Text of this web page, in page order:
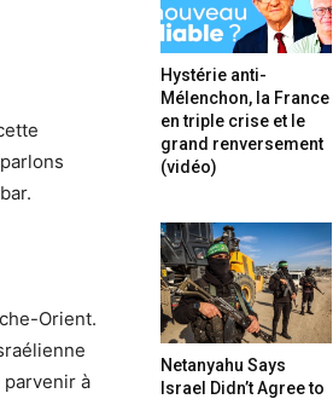
Orient.
à
Hystérie anti-
Mélenchon, la France
en triple crise et le
grand renversement
(vidéo)
Netanyahu Says
Israel Didn’t Agree to